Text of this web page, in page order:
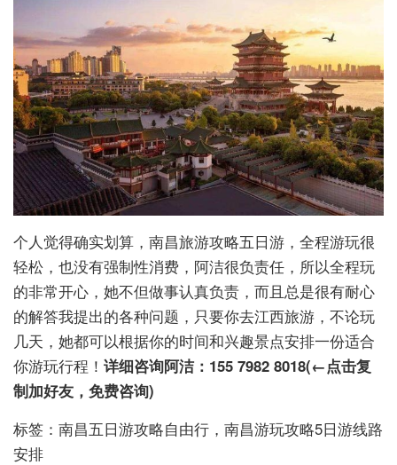
个人觉得确实划算，南昌旅游攻略五日游，全程游玩很
轻松，也没有强制性消费，阿洁很负责任，所以全程玩
的非常开心，她不但做事认真负责，而且总是很有耐心
的解答我提出的各种问题，只要你去江西旅游，不论玩
几天，她都可以根据你的时间和兴趣景点安排一份适合
你游玩行程！ 详细咨询阿洁：155 7982 8018(←点击复
制加好友，免费咨询)
标签：南昌五日游攻略自由行，南昌游玩攻略5日游线路
安排